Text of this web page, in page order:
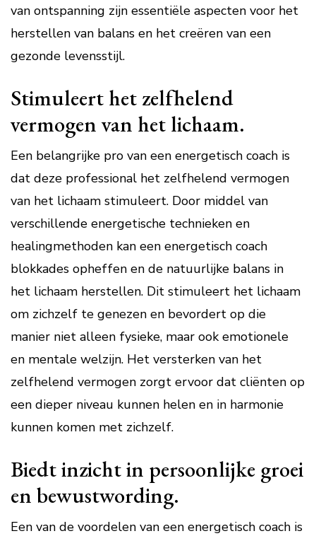
van ontspanning zijn essentiële aspecten voor het
herstellen van balans en het creëren van een
gezonde levensstijl.
Stimuleert het zelfhelend
vermogen van het lichaam.
Een belangrijke pro van een energetisch coach is
dat deze professional het zelfhelend vermogen
van het lichaam stimuleert. Door middel van
verschillende energetische technieken en
healingmethoden kan een energetisch coach
blokkades opheffen en de natuurlijke balans in
het lichaam herstellen. Dit stimuleert het lichaam
om zichzelf te genezen en bevordert op die
manier niet alleen fysieke, maar ook emotionele
en mentale welzijn. Het versterken van het
zelfhelend vermogen zorgt ervoor dat cliënten op
een dieper niveau kunnen helen en in harmonie
kunnen komen met zichzelf.
Biedt inzicht in persoonlijke groei
en bewustwording.
Een van de voordelen van een energetisch coach is